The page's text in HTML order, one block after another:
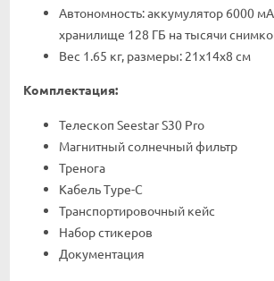
Автономность: аккумулятор 6000
хранилище 128 ГБ на тысячи
Вес 1.65 кг, размеры: 21x14x8 см
Комплектация:
Телескоп Seestar S30 Pro
Магнитный солнечный фильтр
Тренога
Кабель Type-C
Транспортировочный кейс
Набор стикеров
Документация